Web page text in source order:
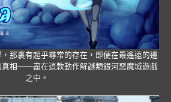
那裏有超乎尋常的存在，即便在最遙遠的邊
真相——盡在這款動作解謎類銀河惡魔城遊戲
之中。